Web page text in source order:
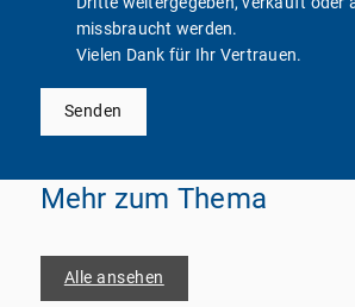
missbraucht werden.
Vielen Dank für Ihr Vertrauen.
Senden
Mehr zum Thema
Alle ansehen